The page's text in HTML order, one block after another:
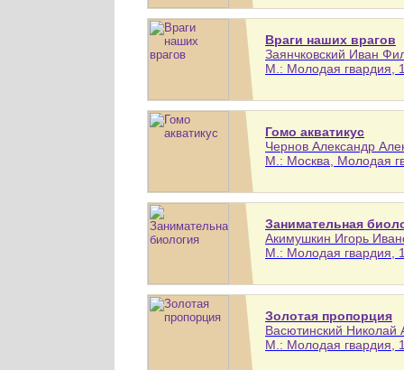
Враги наших врагов
Заянчковский Иван
М.: Молодая гвардия,
Гомо акватикус
Чернов Александр
М.: Москва, Молодая
Занимательная
Акимушкин Игорь
М.: Молодая гвардия,
Золотая пропорция
Васютинский Николай
М.: Молодая гвардия,